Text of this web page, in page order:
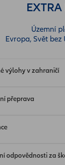
EXTRA
Územní
Evropa, Svět bez
výlohy v zahraničí
přeprava
odpovědnosti za